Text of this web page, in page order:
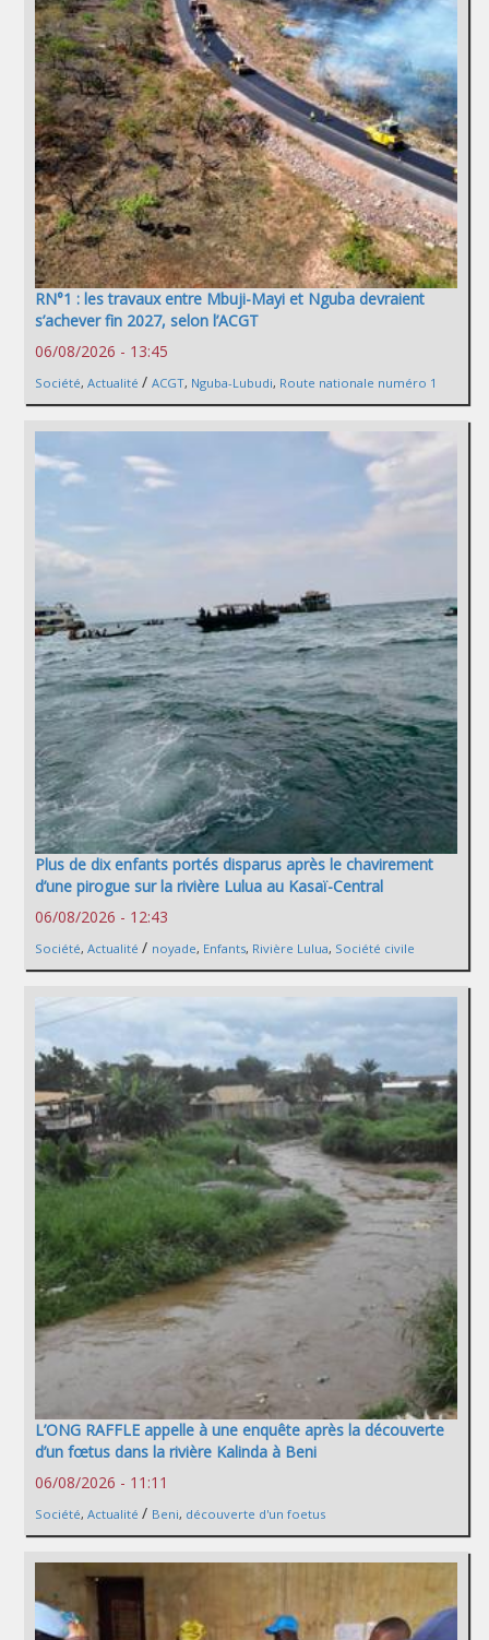
RN°1 : les travaux entre Mbuji-Mayi et Nguba devraient
s’achever fin 2027, selon l’ACGT
06/08/2026 - 13:45
Société, Actualité / ACGT, Nguba-Lubudi, Route nationale numéro 1
Plus de dix enfants portés disparus après le chavirement
d’une pirogue sur la rivière Lulua au Kasaï-Central
06/08/2026 - 12:43
Société, Actualité / noyade, Enfants, Rivière Lulua, Société civile
L’ONG RAFFLE appelle à une enquête après la découverte
d’un fœtus dans la rivière Kalinda à Beni
06/08/2026 - 11:11
Société, Actualité / Beni, découverte d'un foetus